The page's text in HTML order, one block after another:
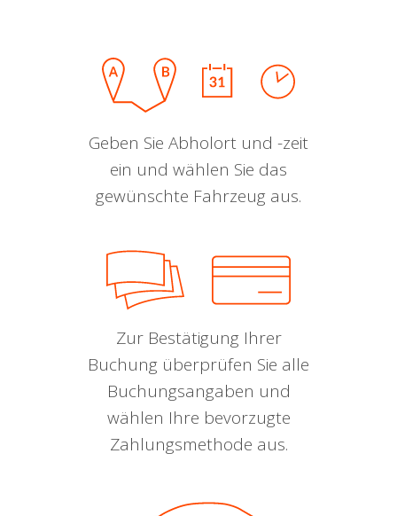
Geben Sie Abholort und -zeit
ein und wählen Sie das
gewünschte Fahrzeug aus.
Zur Bestätigung Ihrer
Buchung überprüfen Sie alle
Buchungsangaben und
wählen Ihre bevorzugte
Zahlungsmethode aus.